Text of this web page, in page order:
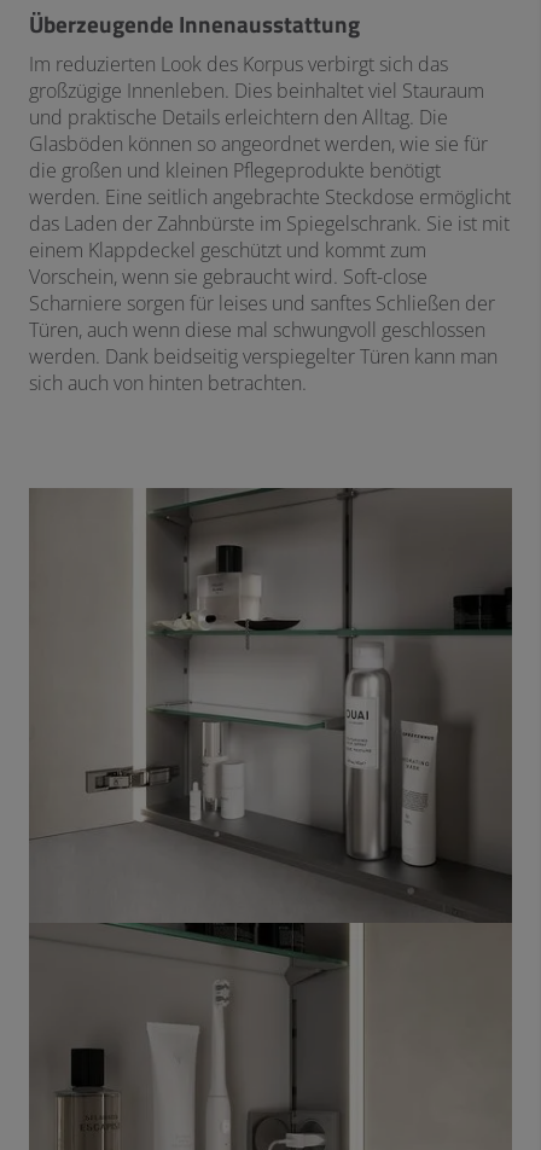
Überzeugende Innenausstattung
Im reduzierten Look des Korpus verbirgt sich das
großzügige Innenleben. Dies beinhaltet viel Stauraum
und praktische Details erleichtern den Alltag. Die
Glasböden können so angeordnet werden, wie sie für
die großen und kleinen Pflegeprodukte benötigt
werden. Eine seitlich angebrachte Steckdose ermöglicht
das Laden der Zahnbürste im Spiegelschrank. Sie ist mit
einem Klappdeckel geschützt und kommt zum
Vorschein, wenn sie gebraucht wird. Soft-close
Scharniere sorgen für leises und sanftes Schließen der
Türen, auch wenn diese mal schwungvoll geschlossen
werden. Dank beidseitig verspiegelter Türen kann man
sich auch von hinten betrachten.